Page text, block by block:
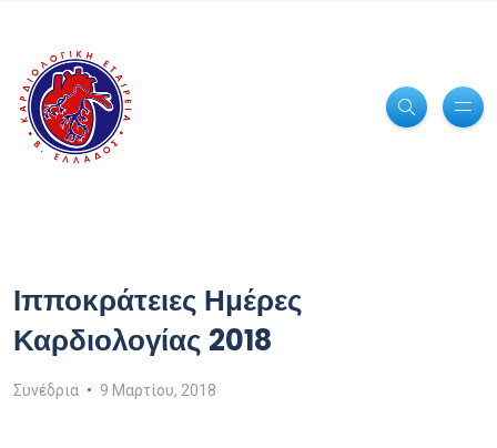
Ιπποκράτειες Ημέρες
Καρδιολογίας 2018
Συνέδρια 9 Μαρτίου, 2018